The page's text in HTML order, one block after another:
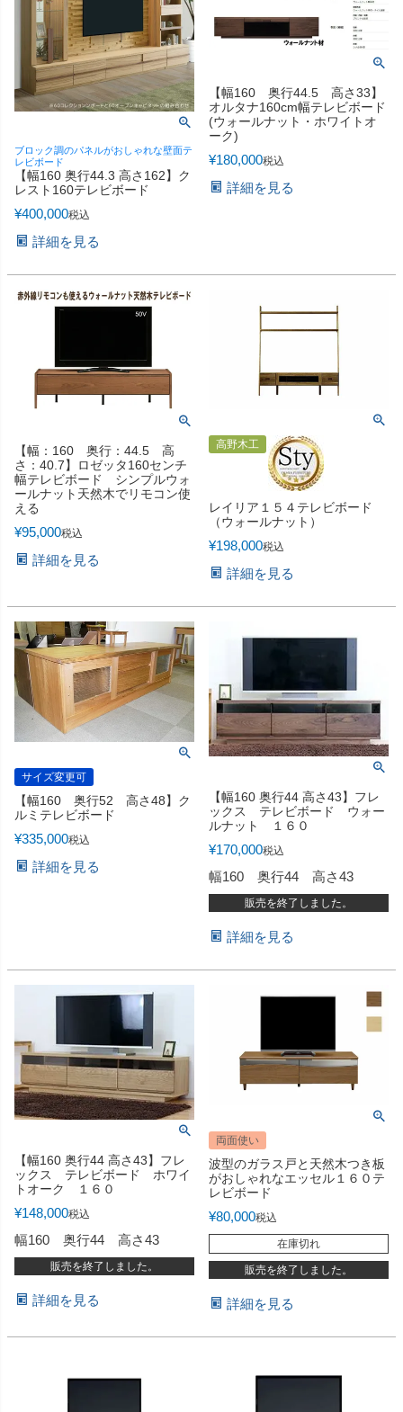
ブロック調のパネルがおしゃれな壁面テ
レビボード
【幅160 奥行44.3 高さ162】ク
レスト160テレビボード
¥400,000税込
詳細を見る
【幅160 奥行44.5 高さ33】
オルタナ160cm幅テレビボード
(ウォールナット・ホワイトオ
ーク)
¥180,000税込
詳細を見る
【幅：160 奥行：44.5 高
さ：40.7】ロゼッタ160センチ
幅テレビボード シンプルウォ
ールナット天然木でリモコン使
える
¥95,000税込
詳細を見る
高野木工
レイリア１５４テレビボード
（ウォールナット）
¥198,000税込
詳細を見る
サイズ変更可
【幅160 奥行52 高さ48】ク
ルミテレビボード
¥335,000税込
詳細を見る
【幅160 奥行44 高さ43】フレ
ックス テレビボード ウォー
ルナット １６０
¥170,000税込
幅160 奥行44 高さ43
販売を終了しました。
詳細を見る
【幅160 奥行44 高さ43】フレ
ックス テレビボード ホワイ
トオーク １６０
¥148,000税込
幅160 奥行44 高さ43
販売を終了しました。
詳細を見る
両面使い
波型のガラス戸と天然木つき板
がおしゃれなエッセル１６０テ
レビボード
¥80,000税込
在庫切れ
販売を終了しました。
詳細を見る